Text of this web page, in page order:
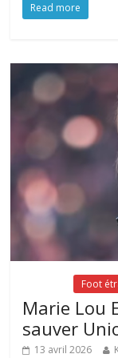
Read more
Foot
Marie Lou
sauver
13 avril 2026